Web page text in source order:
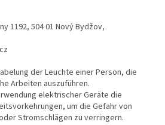
1192, 504 01 Nový Bydžov,
der Leuchte einer Person, die
Arbeiten auszuführen.
elektrischer Geräte die
um die Gefahr von
Stromschlägen zu verringern.